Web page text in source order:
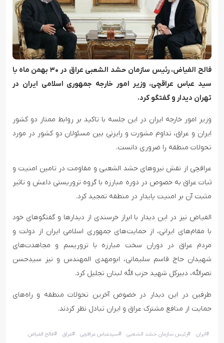
فالح الفیاض، رئیس سازمان حشد الشعبی عراق در ۳۰ بهمن ماه با
سید عباس عراقچی، وزیر امور خارجه جمهوری اسلامی ایران در
تهران دیدار و گفتگو کرد.
وزیر امور خارجه ایران در این جلسه با تاکید بر روابط ممتاز دو کشور
ایران و عراق، تداوم مشورت و رایزنی بین مسئولان دو کشور در مورد
تحولات منطقه را ضروری دانست.
عراقچی از نقش نیروهای حشد الشعبی و مقاومت در تامین امنیت و
ثبات عراق به خصوص در دوره مبارزه با گروه تروریستی داعش و تاثیر
مثبت آن بر امنیت پایدار در منطقه تمجید کرد.
الفیاض نیز در این دیدار با ابراز خرسندی از دیدارها و گفتگوهای خود
با مقام‌های ایرانی، از حمایت‌های جمهوری اسلامی ایران از دولت و
مردم عراق در دوران سخت مبارزه با تروریسم و مجاهدت‌های
شهیدان حاج قاسم سلیمانی، ابومهدی المهندس و نیز سیدحسن
نصرالله، دبیرکل شهید حزب الله لبنان تجلیل کرد.
طرفین در این دیدار در خصوص آخرین تحولات منطقه و راه‌های
حمایت از منافع مشترک عراق و ایران تبادل نظر کردند.
#ایران #رئیس سازمان حشد الشعبی #سیدعباس عراقچی #عراق #فالح الفیاض